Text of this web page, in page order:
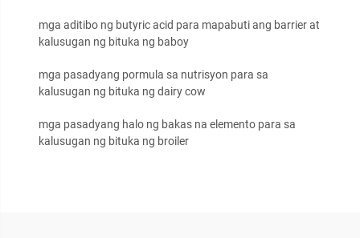
mga aditibo ng butyric acid para mapabuti ang barrier at
kalusugan ng bituka ng baboy
mga pasadyang pormula sa nutrisyon para sa
kalusugan ng bituka ng dairy cow
mga pasadyang halo ng bakas na elemento para sa
kalusugan ng bituka ng broiler